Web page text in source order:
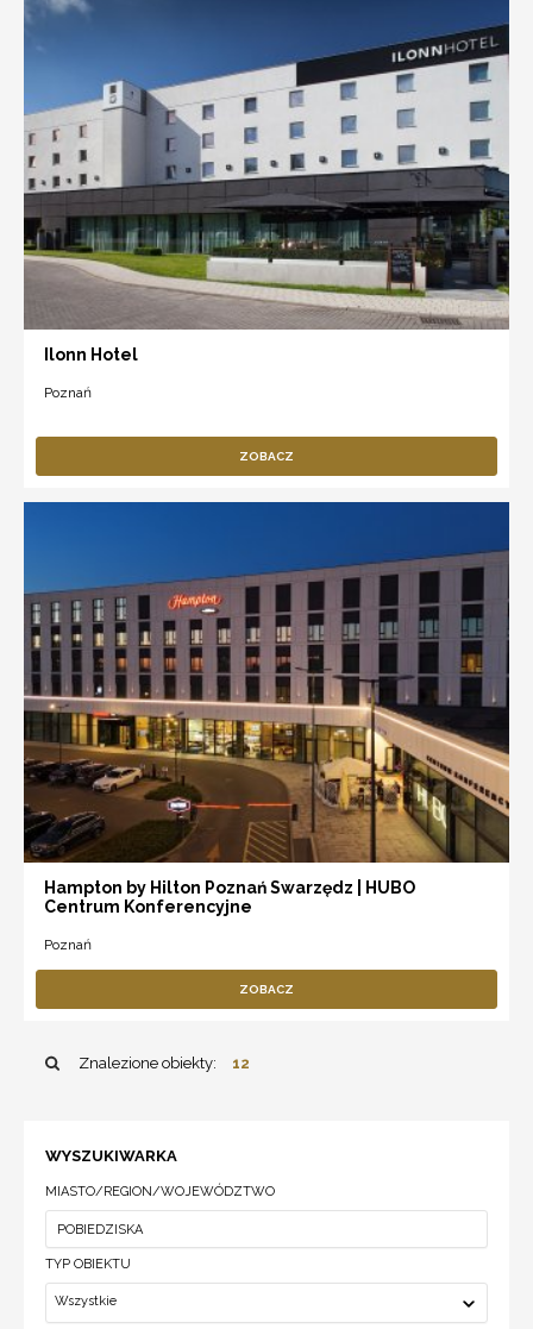
Ilonn Hotel
Poznań
ZOBACZ
Hampton by Hilton Poznań Swarzędz | HUBO
Centrum Konferencyjne
Poznań
ZOBACZ
Znalezione obiekty: 12
WYSZUKIWARKA
MIASTO/REGION/WOJEWÓDZTWO
TYP OBIEKTU
Wszystkie